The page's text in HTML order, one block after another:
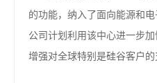
的功能，纳入了面向能源和
公司计划利用该中心进一步
增强对全球特别是硅谷客户的